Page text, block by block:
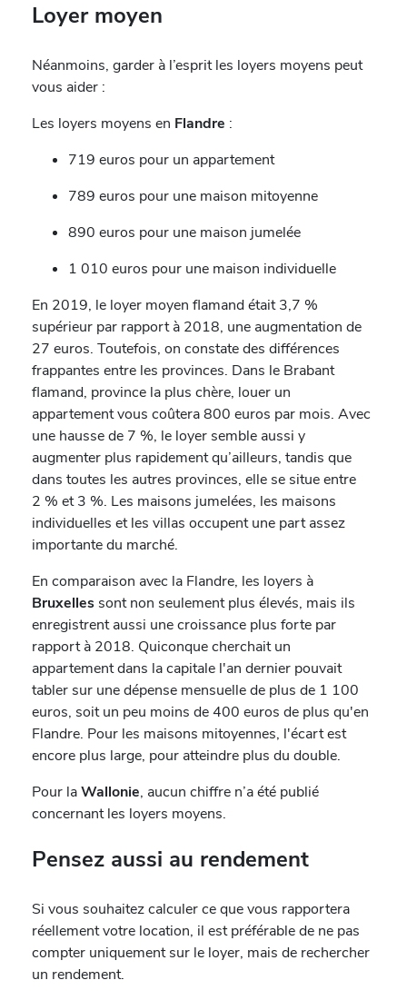
Loyer moyen
Néanmoins, garder à l’esprit les loyers moyens peut
vous aider :
Les loyers moyens en Flandre :
719 euros pour un appartement
789 euros pour une maison mitoyenne
890 euros pour une maison jumelée
1 010 euros pour une maison individuelle
En 2019, le loyer moyen flamand était 3,7 %
supérieur par rapport à 2018, une augmentation de
27 euros. Toutefois, on constate des différences
frappantes entre les provinces. Dans le Brabant
flamand, province la plus chère, louer un
appartement vous coûtera 800 euros par mois. Avec
une hausse de 7 %, le loyer semble aussi y
augmenter plus rapidement qu’ailleurs, tandis que
dans toutes les autres provinces, elle se situe entre
2 % et 3 %. Les maisons jumelées, les maisons
individuelles et les villas occupent une part assez
importante du marché.
En comparaison avec la Flandre, les loyers à
Bruxelles sont non seulement plus élevés, mais ils
enregistrent aussi une croissance plus forte par
rapport à 2018. Quiconque cherchait un
appartement dans la capitale l'an dernier pouvait
tabler sur une dépense mensuelle de plus de 1 100
euros, soit un peu moins de 400 euros de plus qu'en
Flandre. Pour les maisons mitoyennes, l'écart est
encore plus large, pour atteindre plus du double.
Pour laWallonie, aucun chiffre n’a été publié
concernant les loyers moyens.
Pensez aussi au rendement
Si vous souhaitez calculer ce que vous rapportera
réellement votre location, il est préférable de ne pas
compter uniquement sur le loyer, mais de rechercher
un rendement.